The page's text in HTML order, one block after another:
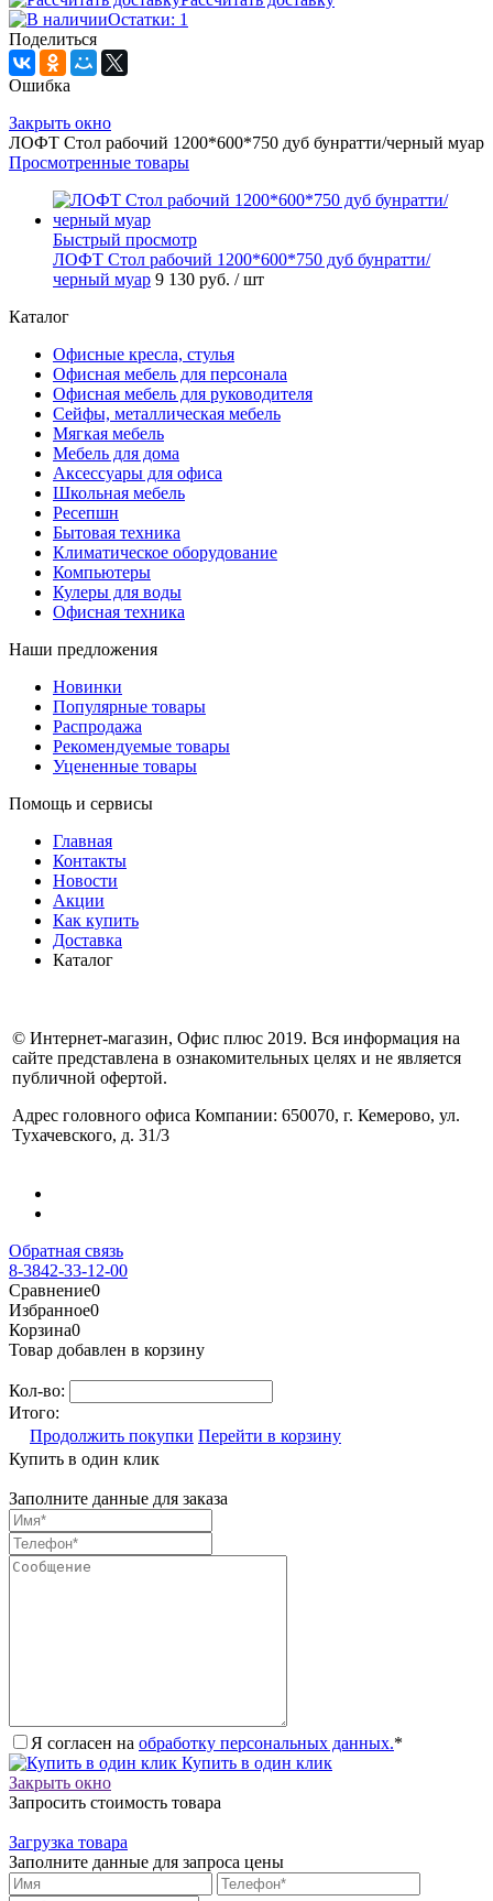
Остатки: 1
Поделиться
Ошибка
Закрыть окно
ЛОФТ Стол рабочий 1200*600*750 дуб бунратти/черный муар
Просмотренные товары
Быстрый просмотр
ЛОФТ Стол рабочий 1200*600*750 дуб бунратти/
черный муар 9 130 руб. / шт
Каталог
Офисные кресла, стулья
Офисная мебель для персонала
Офисная мебель для руководителя
Сейфы, металлическая мебель
Мягкая мебель
Мебель для дома
Аксессуары для офиса
Школьная мебель
Ресепшн
Бытовая техника
Климатическое оборудование
Компьютеры
Кулеры для воды
Офисная техника
Наши предложения
Новинки
Популярные товары
Распродажа
Рекомендуемые товары
Уцененные товары
Помощь и сервисы
Главная
Контакты
Новости
Акции
Как купить
Доставка
Каталог
© Интернет-магазин, Офис плюс 2019. Вся информация на
сайте представлена в ознакомительных целях и не является
публичной офертой.
Адрес головного офиса Компании: 650070, г. Кемерово, ул.
Тухачевского, д. 31/3
Обратная связь
8-3842-33-12-00
Сравнение0
Избранное0
Корзина0
Товар добавлен в корзину
Кол-во:
Итого:
Продолжить покупки Перейти в корзину
Купить в один клик
Заполните данные для заказа
Я согласен на обработку персональных данных.*
Купить в один клик
Закрыть окно
Запросить стоимость товара
Загрузка товара
Заполните данные для запроса цены